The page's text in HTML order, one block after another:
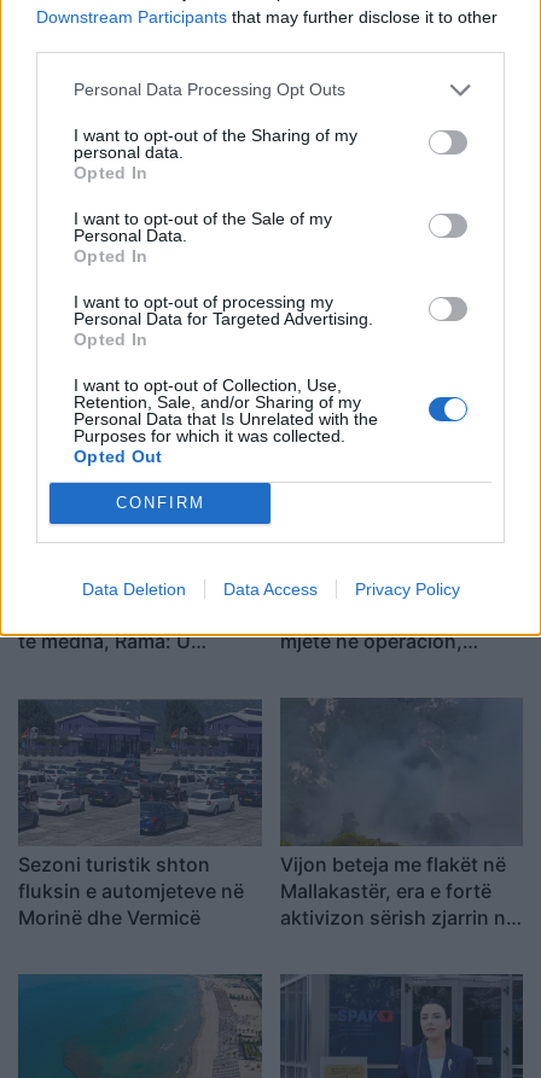
Downstream Participants that may further disclose it to other
Personal Data Processing Opt Outs
I want to opt-out of the Sharing of my
personal data.
Opted In
I want to opt-out of the Sale of my
Personal Data.
Opted In
I want to opt-out of processing my
Personal Data for Targeted Advertising.
Opted In
I want to opt-out of Collection, Use,
Retention, Sale, and/or Sharing of my
Personal Data that Is Unrelated with the
Purposes for which it was collected.
Opted Out
CONFIRM
Data Deletion Data Access Privacy Policy
“4.2 milionë euro për
Kanye West, ndërsa Kruja
Shqiptarja e Diasporës:
Na detyruan të
largoheshim, por po
rikthehemi për ta
çrrënjosur këtë politikë
Protesta e 71-të kundër
drejt Kryeministrisë, Rama
të japë dorëheqjen
Zjarri masiv përfshin
të mëdha, Rama: U
shkrumbua vetëm një
magazinë
Situata e zjarreve në
mjete në operacion,
ajrore
Sezoni turistik shton
fluksin e automjeteve në
Morinë dhe Vermicë
Vijon beteja me flakët në
Mallakastër, era e fortë
aktivizon sërish zjarrin në